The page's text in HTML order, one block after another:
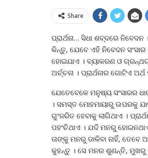
Share
ପ୍ରାର୍ଥନା… ସିଧା ଶବ୍ଦରେ
କିନ୍ତୁ, ଯେବେ ଏହି ନିବେଦନ ସଂସାର
ହୋଇଯାଏ । ବ୍ୟାକରଣ ଓ
ଅର୍ଚ୍ଚନା । ପ୍ରାର୍ଥନାର ଗୋଟିଏ
ଯେତେବେଳେ ମନୁଷ୍ୟ ସଂସାରର
। ସମସ୍ତ ମୋହମାୟାରୁ ଉପରକୁ
ଗୁଂଜରିତ ହେବାକୁ ଲାଗିଥାଏ ।
ପହଂଚିଥାଏ । ଯଦି ମନରୁ
ତାଙ୍କୁ ମନରୁ ଡାକିବା ନାହିଁ, ତେବେ
କୁହନ୍ତୁ । ସେ ମନର ଶୁଣନ୍ତି, ମୁଖରୁ